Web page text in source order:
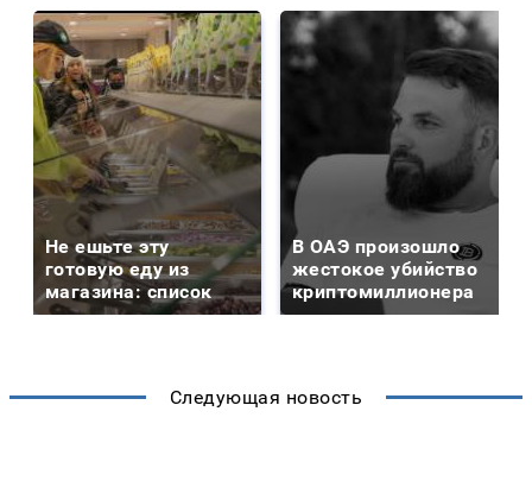
Не ешьте эту
готовую еду из
магазина: список
В ОАЭ произошло
жестокое убийство
криптомиллионера
Следующая новость